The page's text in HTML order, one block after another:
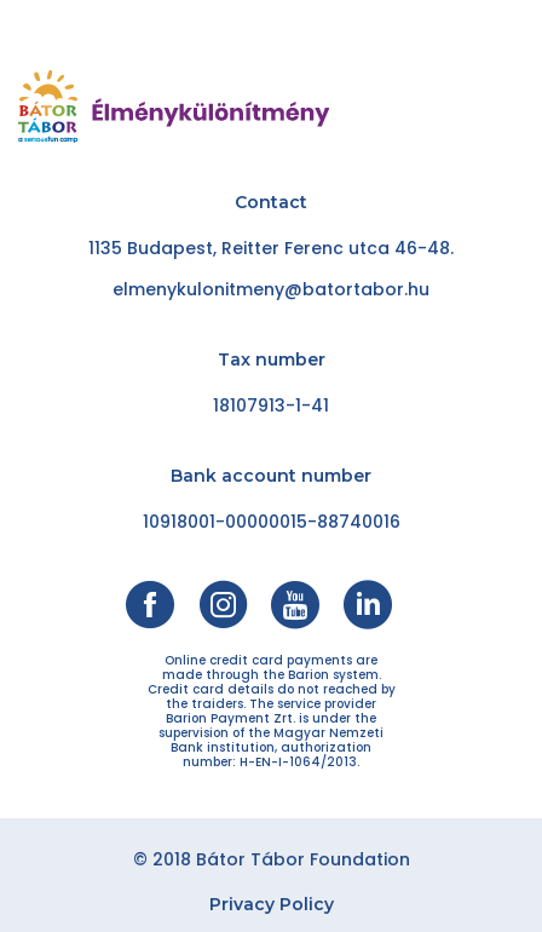
Contact
1135 Budapest, Reitter Ferenc utca 46-48.
elmenykulonitmeny@batortabor.hu
Tax number
18107913-1-41
Bank account number
10918001-00000015-88740016
Online credit card payments are
made through the Barion system.
Credit card details do not reached by
the traiders. The service provider
Barion Payment Zrt. is under the
supervision of the Magyar Nemzeti
Bank institution, authorization
number: H-EN-I-1064/2013.
© 2018 Bátor Tábor Foundation
Privacy Policy